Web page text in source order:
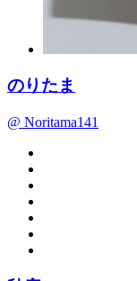
のりたま
@ Noritama141